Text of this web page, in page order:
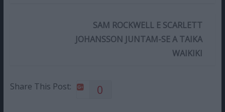
SAM ROCKWELL E SCARLETT
JOHANSSON JUNTAM-SE A TAIKA
WAIKIKI
Share This Post: 0